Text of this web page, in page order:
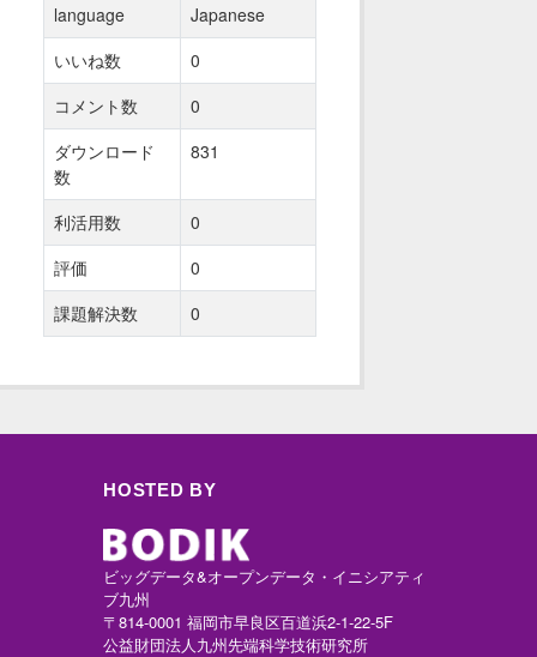
language
Japanese
いいね数
0
コメント数
0
ダウンロード
数
831
利活用数
0
評価
0
課題解決数
0
HOSTED BY
ビッグデータ&オープンデータ・イニシアティ
ブ九州
〒814-0001 福岡市早良区百道浜2-1-22-5F
公益財団法人九州先端科学技術研究所